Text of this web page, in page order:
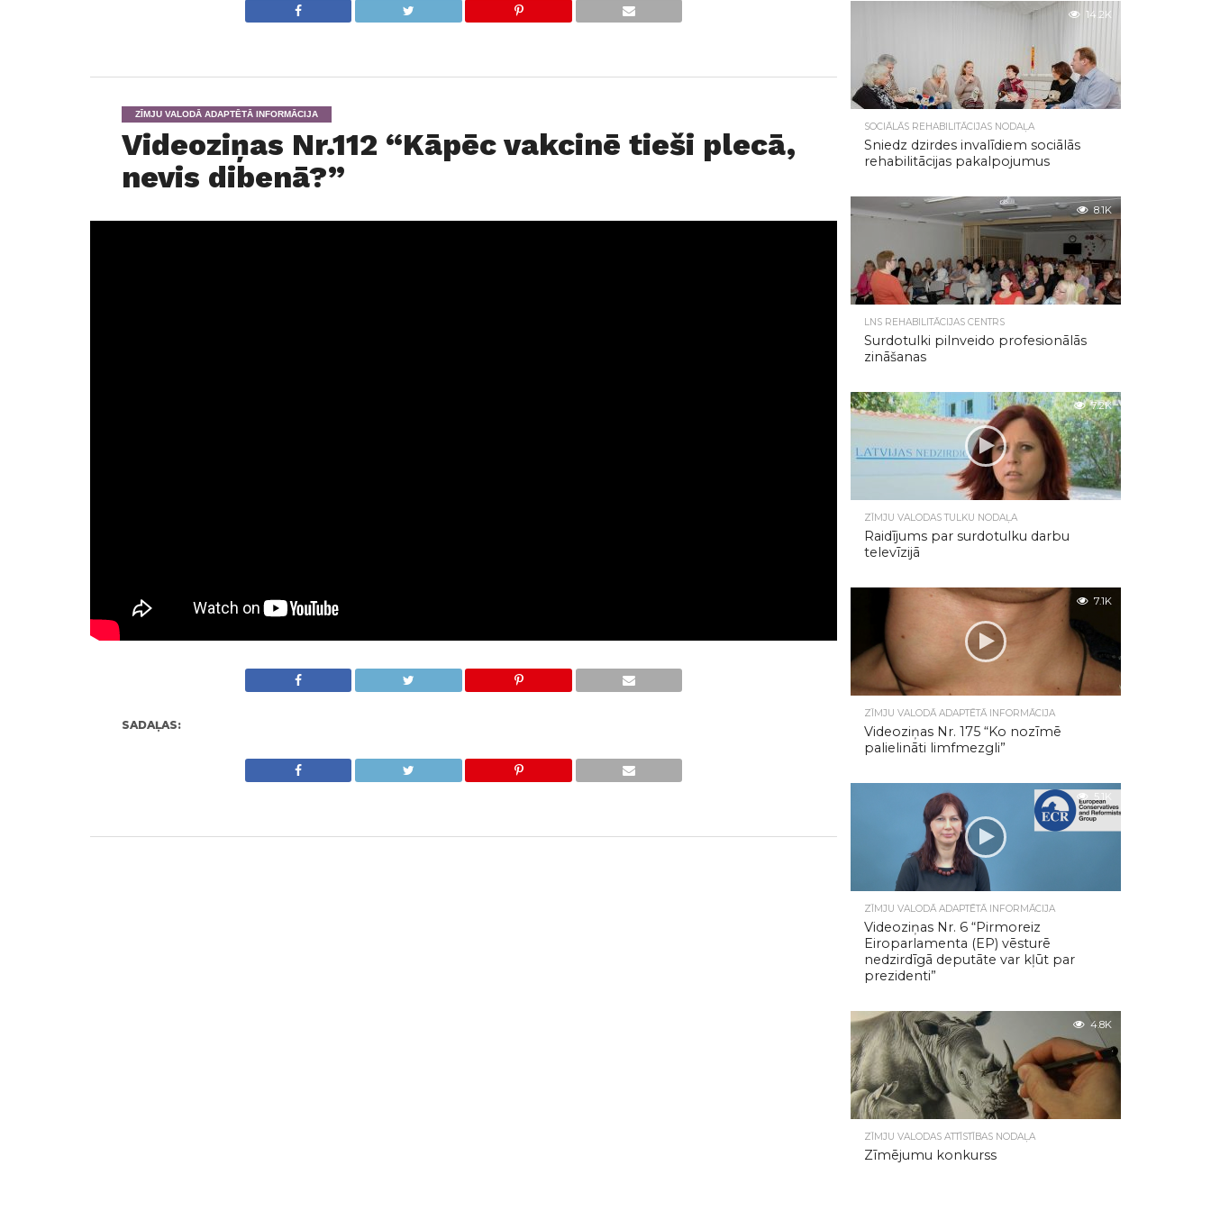
ZĪMJU VALODĀ ADAPTĒTĀ INFORMĀCIJA
Videoziņas Nr.112 “Kāpēc vakcinē tieši plecā,
nevis dibenā?”
SADAĻAS:
14.2K
SOCIĀLĀS REHABILITĀCIJAS NODAĻA
Sniedz dzirdes invalīdiem sociālās
rehabilitācijas pakalpojumus
8.1K
LNS REHABILITĀCIJAS CENTRS
Surdotulki pilnveido profesionālās
zināšanas
7.2K
ZĪMJU VALODAS TULKU NODAĻA
Raidījums par surdotulku darbu
televīzijā
7.1K
ZĪMJU VALODĀ ADAPTĒTĀ INFORMĀCIJA
Videoziņas Nr. 175 “Ko nozīmē
palielināti limfmezgli”
5.1K
ZĪMJU VALODĀ ADAPTĒTĀ INFORMĀCIJA
Videoziņas Nr. 6 “Pirmoreiz
Eiroparlamenta (EP) vēsturē
nedzirdīgā deputāte var kļūt par
prezidenti”
4.8K
ZĪMJU VALODAS ATTĪSTĪBAS NODAĻA
Zīmējumu konkurss